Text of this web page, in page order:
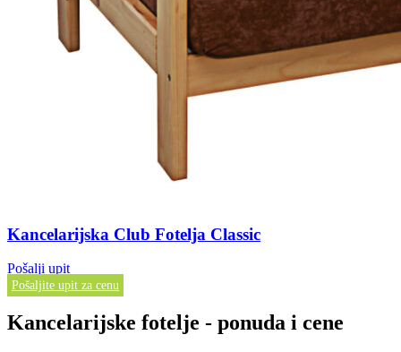
Kancelarijska Club Fotelja Classic
Pošalji upit
Pošaljite upit za cenu
Kancelarijske fotelje - ponuda i cene